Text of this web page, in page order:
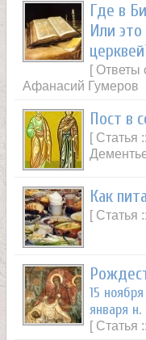
Где в
Или
[ Ответы
Афанасий Гумеров
Пост в
[ Статья
Как
[ Статья
15
января н.
[ Статья